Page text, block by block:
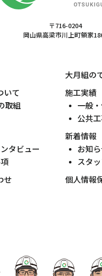
〒716-0204
岡山県高梁市川上町領家
大月組の
いて
取組
施工実績
一般
公共
タビュー
新着情報
お知
スタ
せ
個人情報